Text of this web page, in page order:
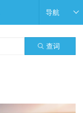
导航
查词